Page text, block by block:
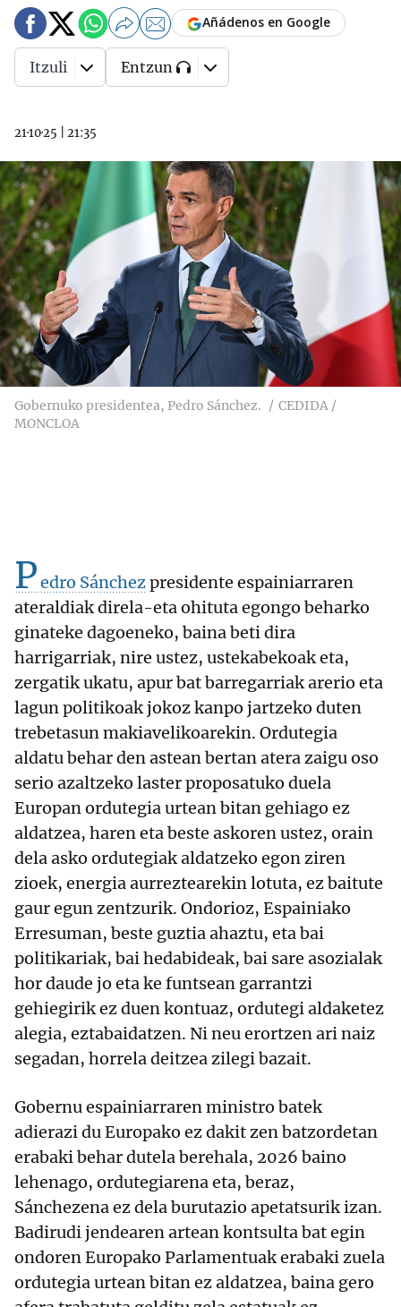
21·10·25 21:35
Añádenos en Google
Itzuli Entzun
Gobernuko presidentea, Pedro Sánchez.
CEDIDA /
MONCLOA
Pedro Sánchezpresidente espainiarraren
ateraldiak direla-eta ohituta egongo beharko
ginateke dagoeneko, baina beti dira
harrigarriak, nire ustez, ustekabekoak eta,
zergatik ukatu, apur bat barregarriak arerio eta
lagun politikoak jokoz kanpo jartzeko duten
trebetasun makiavelikoarekin. Ordutegia
aldatu behar den astean bertan atera zaigu oso
serio azaltzeko laster proposatuko duela
Europan ordutegia urtean bitan gehiago ez
aldatzea, haren eta beste askoren ustez, orain
dela asko ordutegiak aldatzeko egon ziren
zioek, energia aurreztearekin lotuta, ez baitute
gaur egun zentzurik. Ondorioz, Espainiako
Erresuman, beste guztia ahaztu, eta bai
politikariak, bai hedabideak, bai sare asozialak
hor daude jo eta ke funtsean garrantzi
gehiegirik ez duen kontuaz, ordutegi aldaketez
alegia, eztabaidatzen. Ni neu erortzen ari naiz
segadan, horrela deitzea zilegi bazait.
Gobernu espainiarraren ministro batek
adierazi du Europako ez dakit zen batzordetan
erabaki behar dutela berehala, 2026 baino
lehenago, ordutegiarena eta, beraz,
Sánchezena ez dela burutazio apetatsurik izan.
Badirudi jendearen artean kontsulta bat egin
ondoren Europako Parlamentuak erabaki zuela
ordutegia urtean bitan ez aldatzea, baina gero